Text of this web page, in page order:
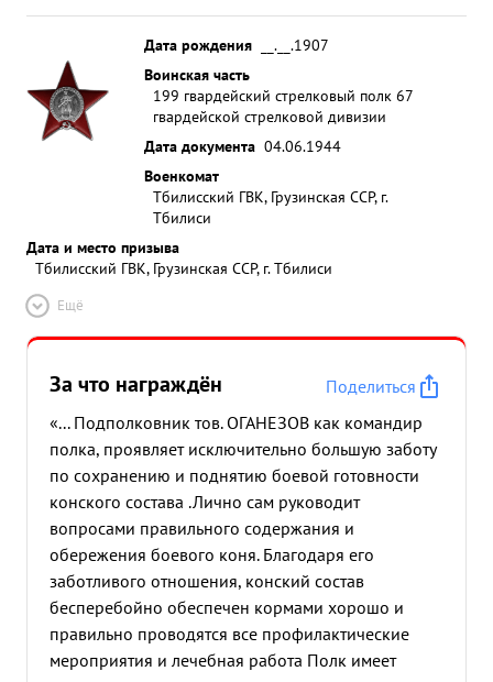
Дата рождения
__.__.1907
Воинская часть
199 гвардейский стрелковый полк 67
гвардейской стрелковой дивизии
Дата документа 04.06.1944
Военкомат
Тбилисский ГВК, Грузинская ССР, г.
Тбилиси
Дата и место призыва
Тбилисский ГВК, Грузинская ССР, г. Тбилиси
Ещё
За что награждён
Поделиться
«... Подполковник тов. ОГАНЕЗОВ как командир
полка, проявляет исключительно большую заботу
по сохранению и поднятию боевой готовности
конского состава .Лично сам руководит
вопросами правильного содержания и
обережения боевого коня. Благодаря его
заботливого отношения, конский состав
бесперебойно обеспечен кормами хорошо и
правильно проводятся все профилактические
мероприятия и лечебная работа Полк имеет